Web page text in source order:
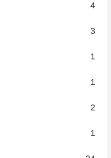
4
3
1
1
2
1